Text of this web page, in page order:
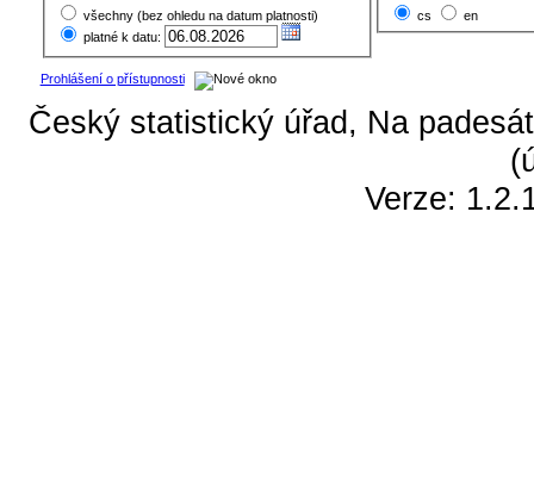
všechny (bez ohledu na datum platnosti)
platné k datu:
cs
en
Prohlášení o přístupnosti
Český statistický úřad, Na
Verze: